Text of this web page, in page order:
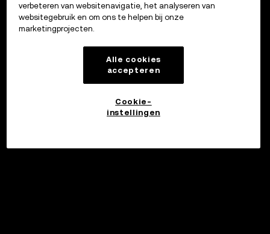
verbeteren van websitenavigatie, het analyseren van
websitegebruik en om ons te helpen bij onze
marketingprojecten.
Alle cookies
accepteren
Cookie-
instellingen